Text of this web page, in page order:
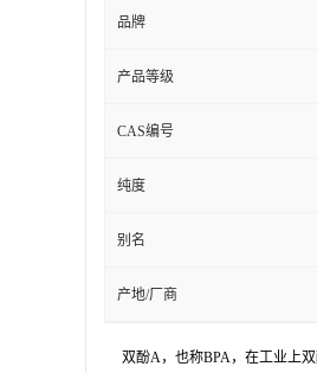
品牌
产品等级
CAS编号
纯度
别名
产地/厂商
双酚A，也称BPA，在工业上双